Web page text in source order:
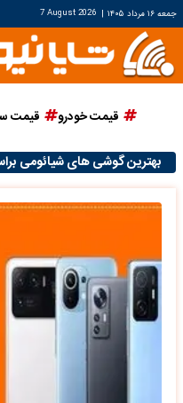
جمعه ۱۶ مرداد ۱۴۰۵ |
7 August 2026
قیمت خودرو قیمت
بهترین گوشی های شیائومی